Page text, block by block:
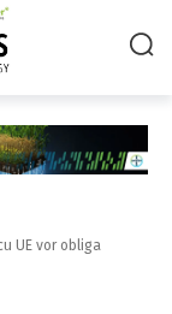
UE vor obliga